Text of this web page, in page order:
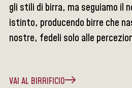
gli stili di birra, ma seguiamo il
istinto, producendo birre che
nostre, fedeli solo alle
VAI AL BIRRIFICIO